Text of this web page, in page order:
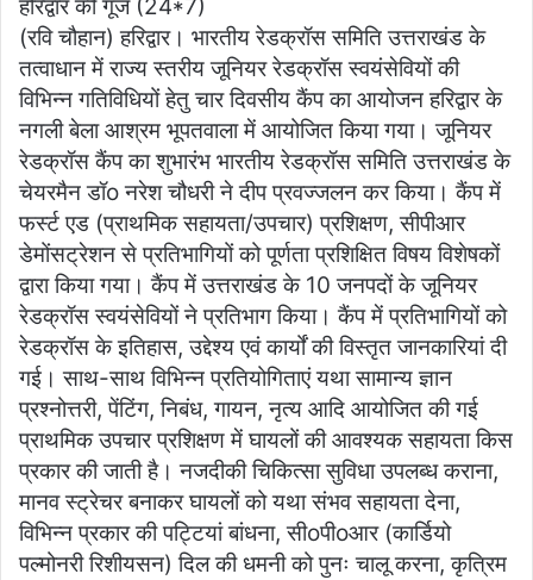
at
s
A
p
p
c
e
b
o
o
k
itt
er
ai
l
ar
e
हरिद्वार की गूंज (24*7)
(रवि चौहान) हरिद्वार। भारतीय रेडक्रॉस समिति उत्तराखंड के
तत्वाधान में राज्य स्तरीय जूनियर रेडक्रॉस स्वयंसेवियों की
विभिन्न गतिविधियों हेतु चार दिवसीय कैंप का आयोजन हरिद्वार के
नगली बेला आश्रम भूपतवाला में आयोजित किया गया। जूनियर
रेडक्रॉस कैंप का शुभारंभ भारतीय रेडक्रॉस समिति उत्तराखंड के
चेयरमैन डॉo नरेश चौधरी ने दीप प्रवज्जलन कर किया। कैंप में
फर्स्ट एड (प्राथमिक सहायता/उपचार) प्रशिक्षण, सीपीआर
डेमोंसट्रेशन से प्रतिभागियों को पूर्णता प्रशिक्षित विषय विशेषकों
द्वारा किया गया। कैंप में उत्तराखंड के 10 जनपदों के जूनियर
रेडक्रॉस स्वयंसेवियों ने प्रतिभाग किया। कैंप में प्रतिभागियों को
रेडक्रॉस के इतिहास, उद्देश्य एवं कार्यों की विस्तृत जानकारियां दी
गई। साथ-साथ विभिन्न प्रतियोगिताएं यथा सामान्य ज्ञान
प्रश्नोत्तरी, पेंटिंग, निबंध, गायन, नृत्य आदि आयोजित की गई
प्राथमिक उपचार प्रशिक्षण में घायलों की आवश्यक सहायता किस
प्रकार की जाती है। नजदीकी चिकित्सा सुविधा उपलब्ध कराना,
मानव स्ट्रेचर बनाकर घायलों को यथा संभव सहायता देना,
विभिन्न प्रकार की पट्टियां बांधना, सीoपीoआर (कार्डियो
पल्मोनरी रिशीयसन) दिल की धमनी को पुनः चालू करना, कृत्रिम